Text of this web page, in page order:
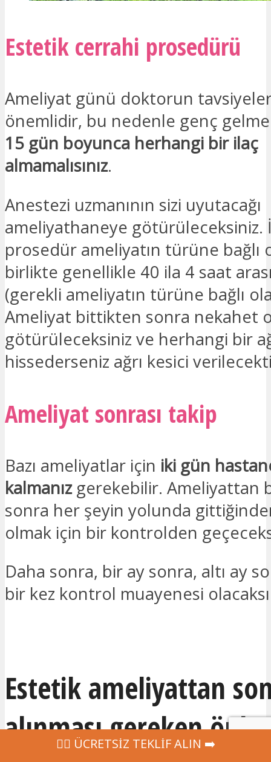
Estetik cerrahi prosedürü
Ameliyat günü doktorun
önemlidir, bu nedenle genç
15 gün boyunca herhangi bir ilaç
almamalısınız.
Anestezi uzmanının sizi uyutacağı
ameliyathaneye götürüleceksiniz.
prosedür ameliyatın türüne bağlı
birlikte genellikle 40 ila 4 saat
(gerekli ameliyatın türüne bağlı
Ameliyat bittikten sonra nekahet
götürüleceksiniz ve herhangi bir
hissederseniz ağrı kesici
Ameliyat sonrası takip
Bazı ameliyatlar için iki gün
kalmanızgerekebilir. Ameliyattan
sonra her şeyin yolunda
olmak için bir kontrolden
Daha sonra, bir ay sonra, altı ay
bir kez kontrol muayenesi
Estetik ameliyattan
alınması gereken
‍👩‍⚕ ÜCRETSİZ TEKLİF ALIN ➡️